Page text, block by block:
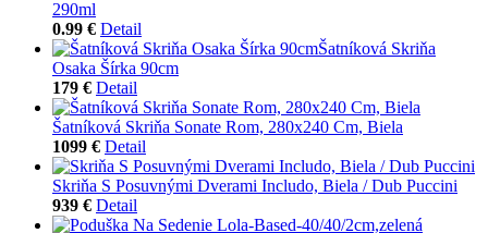
290ml
0.99 € Detail
Šatníková Skriňa
Osaka Šírka 90cm
179 € Detail
Šatníková Skriňa Sonate Rom, 280x240 Cm, Biela
1099 € Detail
Skriňa S Posuvnými Dverami Includo, Biela / Dub Puccini
939 € Detail